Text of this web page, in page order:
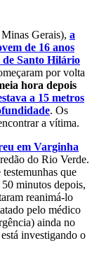
Gerais), a
de 16 anos
de Santo Hilário
por volta
hora depois
a 15 metros
. Os
a vítima.
em Varginha
do Rio Verde.
que
minutos depois,
reanimá-lo
pelo médico
ainda no
investigando o